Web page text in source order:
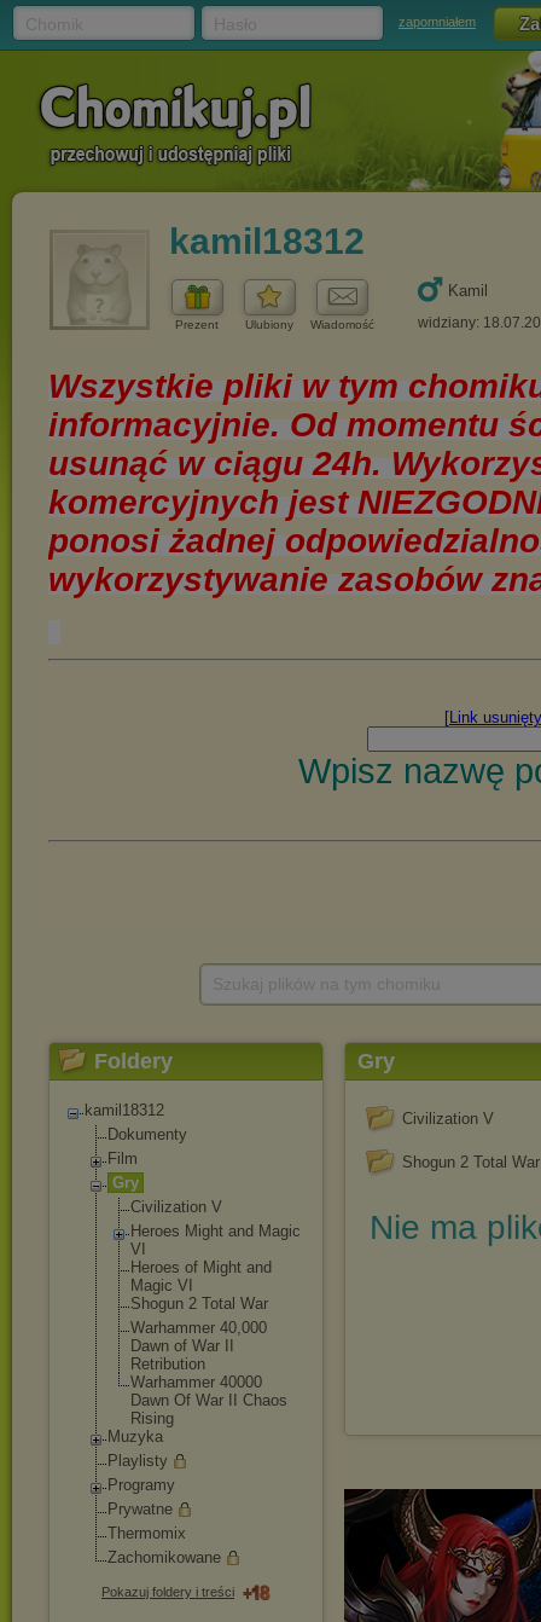
zapomniałem
kamil18312
Prezent Ulubiony Wiadomość
Kamil
widziany:
Foldery
kamil18312
Dokumenty
Film
Gry
Civilization V
Heroes Might and Magic
VI
Heroes of Might and
Magic VI
Shogun 2 Total War
Warhammer 40,000
Dawn of War II
Retribution
Warhammer 40000
Dawn Of War II Chaos
Rising
Muzyka
Playlisty
Programy
Prywatne
Thermomix
Zachomikowane
Pokazuj foldery i treści
Gry
Civilization V
Shogun 2 Total War
Nie ma